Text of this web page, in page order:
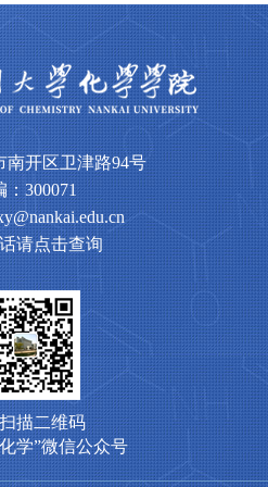
南开区卫津路94号
：300071
请点击查询
描二维码
学”微信公众号